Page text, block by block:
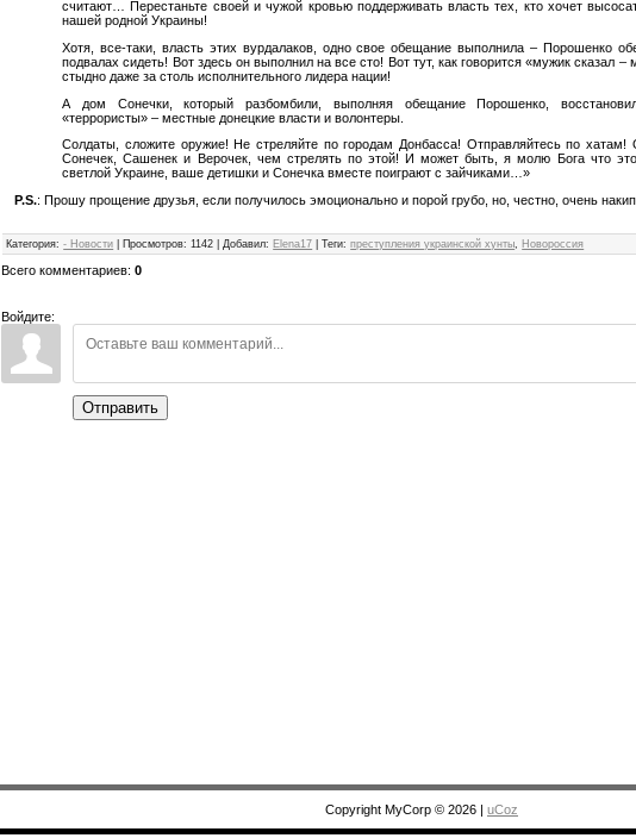
считают… Перестаньте своей и чужой кровью поддерживать власть тех, кто хочет
нашей родной Украины!
Хотя, все-таки, власть этих вурдалаков, одно свое обещание выполнила – Порошенко
подвалах сидеть! Вот здесь он выполнил на все сто! Вот тут, как говорится «мужик сказал
стыдно даже за столь исполнительного лидера нации!
А дом Сонечки, который разбомбили, выполняя обещание Порошенко,
«террористы» – местные донецкие власти и волонтеры.
Солдаты, сложите оружие! Не стреляйте по городам Донбасса! Отправляйтесь по
Сонечек, Сашенек и Верочек, чем стрелять по этой! И может быть, я молю Бога что
светлой Украине, ваше детишки и Сонечка вместе поиграют с зайчиками…»
P.S.: Прошу прощение друзья, если получилось эмоционально и порой грубо, но, честно, очень
Категория: - Новости Просмотров: 1142 |Добавил: Elena17 |Теги: преступления украинской хунты, Новороссия
Всего комментариев:0
Войдите:
Отправить
Copyright MyCorp © 2026 uCoz